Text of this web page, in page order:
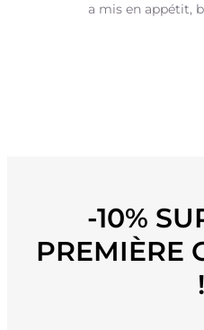
a mis en appétit,
-10%
PREMIÈRE
!